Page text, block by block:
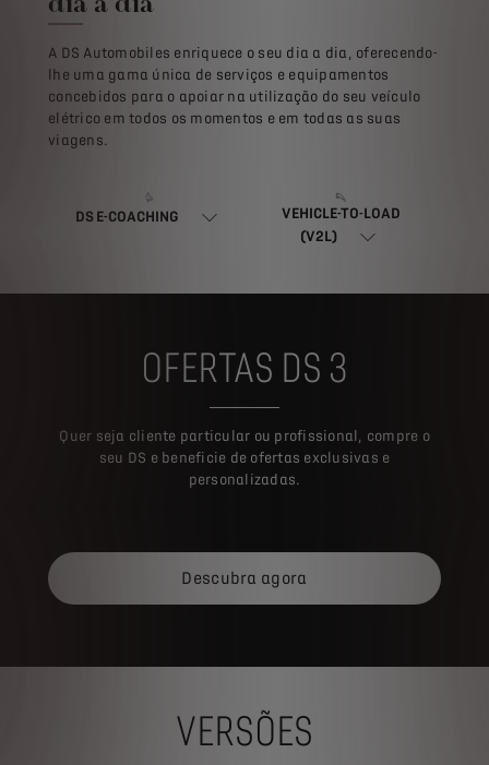
lhe uma gama única de serviços e equipamentos
concebidos para o apoiar na utilização do seu veículo
elétrico em todos os momentos e em todas as suas
viagens.
DS E-COACHING
VEHICLE-TO-LOAD
(V2L)
OFERTAS DS 3
seu DS e beneficie de ofertas exclusivas e
personalizadas.
Descubra agora
VERSÕES